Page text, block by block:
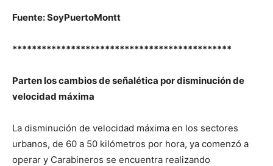
Fuente: SoyPuertoMontt
*********************************************
Parten los cambios de señalética por disminución de
velocidad máxima
La disminución de velocidad máxima en los sectores
urbanos, de 60 a 50 kilómetros por hora, ya comenzó a
operar y Carabineros se encuentra realizando